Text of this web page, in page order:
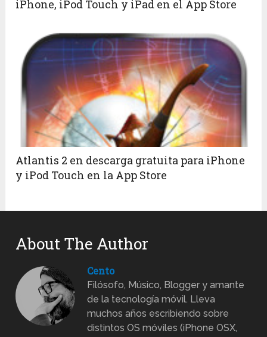
iPhone, iPod Touch y iPad en el App Store
Atlantis 2 en descarga gratuita para iPhone
y iPod Touch en la App Store
About The Author
Cento
Filósofo, Músico, Blogger y amante
de la tecnología móvil. Lleva
muchos años escribiendo sobre
distintos OS móviles (iPhone OSX,